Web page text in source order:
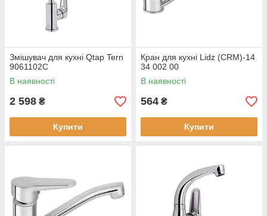
Змішувач для кухні Qtap Tern
9061102C
В наявності
2 598 ₴
Купити
Кран для кухні Lidz (CRM)-14
34 002 00
В наявності
564 ₴
Купити